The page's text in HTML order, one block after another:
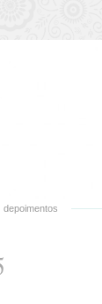
depoimentos